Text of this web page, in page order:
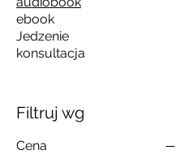
ebook
Jedzenie
konsultacja
Filtruj wg
Cena